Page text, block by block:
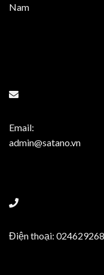
Nam
Email:
admin@satano.vn
Điện thoại: